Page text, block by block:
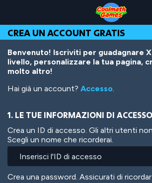
Top
of
Page
Navigation
Main
Content
Footer
contenuto
principale
CREA UN ACCOUNT GRATIS
Benvenuto! Iscriviti per guadagnare
livello, personalizzare la tua pagina,
molto altro!
Hai già un account? Accesso.
1. LE TUE INFORMAZIONI DI ACCESSO
Crea un ID di accesso. Gli altri utenti
Scegli un nome che ricorderai.
Crea una password. Assicurati di